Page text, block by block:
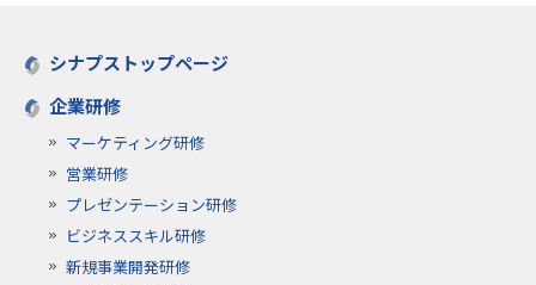
シナプストップページ
企業研修
マーケティング研修
営業研修
プレゼンテーション研修
ビジネススキル研修
新規事業開発研修